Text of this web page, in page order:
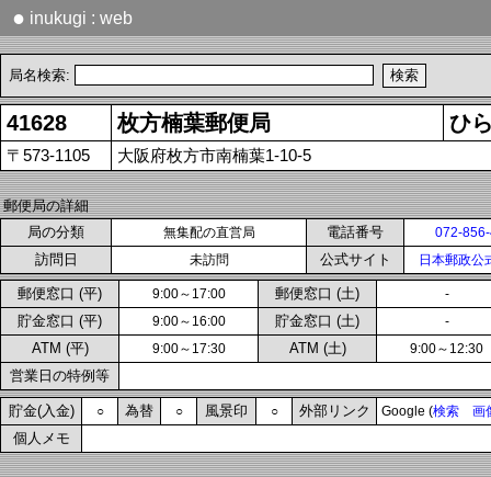
● inukugi : web
局名検索:
41628 枚方楠葉郵便局 ひ
〒573-1105 大阪府枚方市南楠葉1-10-5
郵便局の詳細
局の分類
無集配の直営局 電話番号 072-
訪問日 未訪問 公式サイト 日本郵政公
郵便窓口 (平) 9:00～17:00 郵便窓口 (土) -
貯金窓口 (平) 9:00～16:00 貯金窓口 (土) -
ATM (平) 9:00～17:30 ATM (土) 9:00～12:30
営業日の特例等
貯金(入金) ○ 為替 ○ 風景印 ○ 外部リンク Google (検索 画
個人メモ